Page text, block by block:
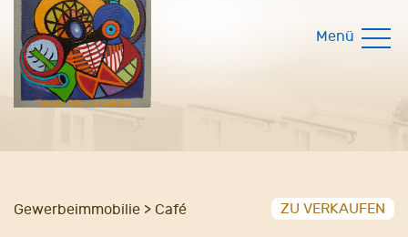
Menü
Gewerbeimmobilie > Café ZU VERKAUFEN